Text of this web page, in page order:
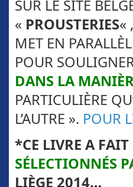
SUR LE SITE
« PROUSTERIES«
MET EN
POUR
DANS LA
PARTICULIÈRE
L’AUTRE ». POUR
*CE LIVRE A FAIT
SÉLECTIONNÉS
LIÈGE 2014…